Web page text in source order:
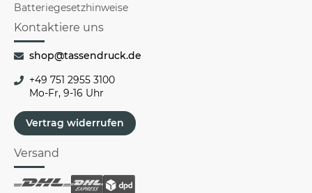
Batteriegesetzhinweise
Kontaktiere uns
shop@tassendruck.de
+49 751 2955 3100
Mo-Fr, 9-16 Uhr
Vertrag widerrufen
Versand